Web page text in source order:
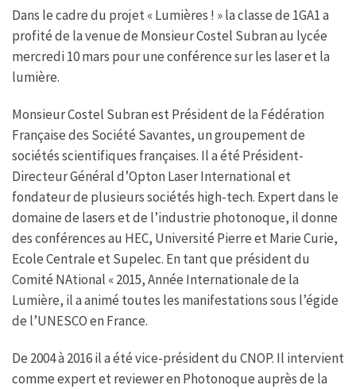
c
e
b
o
o
t
t
e
r
n
k
e
d
a
t
s
A
a
l
Dans le cadre du projet « Lumières ! » la classe de 1GA1 a
profité de la venue de Monsieur Costel Subran au lycée
mercredi 10 mars pour une conférence sur les laser et la
lumière.
Monsieur Costel Subran est Président de la Fédération
Française des Société Savantes, un groupement de
sociétés scientifiques françaises. Il a été Président-
Directeur Général d’Opton Laser International et
fondateur de plusieurs sociétés high-tech. Expert dans le
domaine de lasers et de l’industrie photonoque, il donne
des conférences au HEC, Université Pierre et Marie Curie,
Ecole Centrale et Supelec. En tant que président du
Comité NAtional « 2015, Année Internationale de la
Lumière, il a animé toutes les manifestations sous l’égide
de l’UNESCO en France.
De 2004 à 2016 il a été vice-président du CNOP. Il intervient
comme expert et reviewer en Photonoque auprès de la